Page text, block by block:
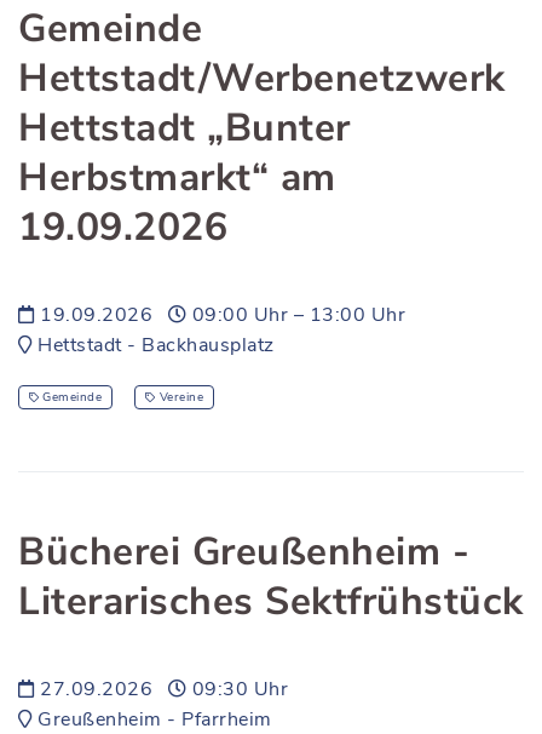
Gemeinde
Hettstadt/Werbenetzwerk
Hettstadt „Bunter
Herbstmarkt“ am
19.09.2026
19.09.2026
09:00 Uhr – 13:00 Uhr
Hettstadt - Backhausplatz
Gemeinde Vereine
Bücherei Greußenheim -
Literarisches Sektfrühstück
27.09.2026
09:30 Uhr
Greußenheim - Pfarrheim